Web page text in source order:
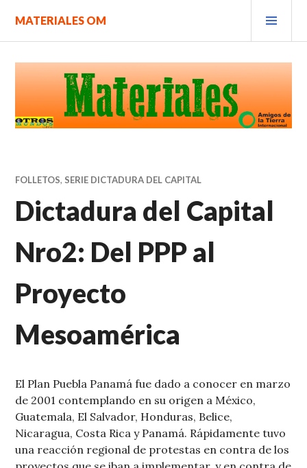
contenido.
MATERIALES OM
FOLLETOS, SERIE DICTADURA DEL CAPITAL
Dictadura del Capital
Nro2: Del PPP al
Proyecto
Mesoamérica
El Plan Puebla Panamá fue dado a conocer en marzo
de 2001 contemplando en su origen a México,
Guatemala, El Salvador, Honduras, Belice,
Nicaragua, Costa Rica y Panamá. Rápidamente tuvo
una reacción regional de protestas en contra de los